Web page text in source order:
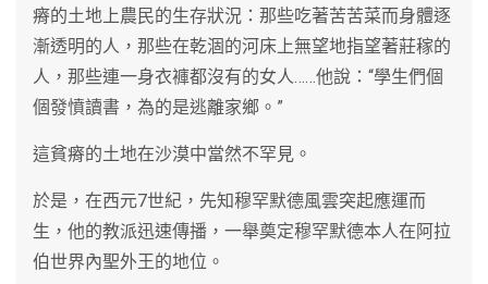
瘠的土地上農民的生存狀況：那些吃著苦苦菜而身體逐
漸透明的人，那些在乾涸的河床上無望地指望著莊稼的
人，那些連一身衣褲都沒有的女人……他說：“學生們個
個發憤讀書，為的是逃離家鄉。”
這貧瘠的土地在沙漠中當然不罕見。
於是，在西元7世紀，先知穆罕默德風雲突起應運而
生，他的教派迅速傳播，一舉奠定穆罕默德本人在阿拉
伯世界內聖外王的地位。